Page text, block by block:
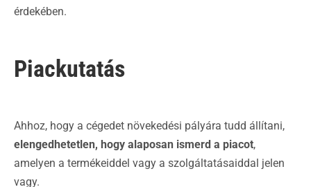
érdekében.
Piackutatás
Ahhoz, hogy a cégedet növekedési pályára tudd állítani,
elengedhetetlen, hogy alaposan ismerd a piacot,
amelyen a termékeiddel vagy a szolgáltatásaiddal jelen
vagy.